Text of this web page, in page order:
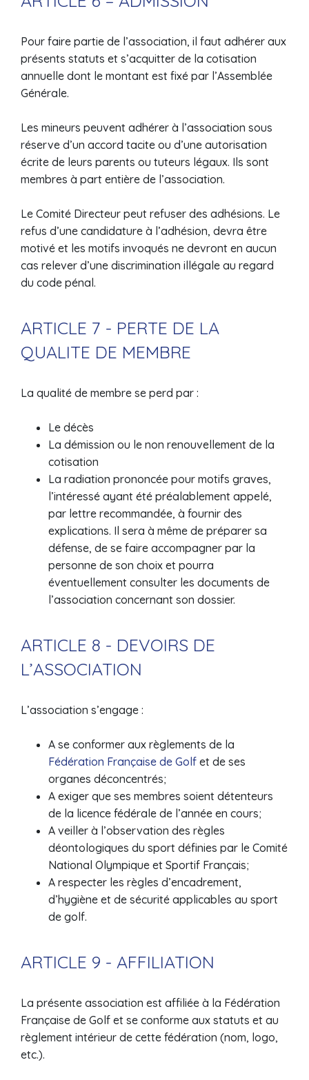
Pour faire partie de l’association, il faut adhérer aux
présents statuts et s’acquitter de la cotisation
annuelle dont le montant est fixé par l’Assemblée
Générale.
Les mineurs peuvent adhérer à l’association sous
réserve d’un accord tacite ou d’une autorisation
écrite de leurs parents ou tuteurs légaux. Ils sont
membres à part entière de l’association.
Le Comité Directeur peut refuser des adhésions. Le
refus d’une candidature à l’adhésion, devra être
motivé et les motifs invoqués ne devront en aucun
cas relever d’une discrimination illégale au regard
du code pénal.
ARTICLE 7 - PERTE DE LA
QUALITE DE MEMBRE
La qualité de membre se perd par :
Le décès
La démission ou le non renouvellement de la
cotisation
La radiation prononcée pour motifs graves,
l’intéressé ayant été préalablement appelé,
par lettre recommandée, à fournir des
explications. Il sera à même de préparer sa
défense, de se faire accompagner par la
personne de son choix et pourra
éventuellement consulter les documents de
l’association concernant son dossier.
ARTICLE 8 - DEVOIRS DE
L’ASSOCIATION
L’association s’engage :
A se conformer aux règlements de la
Fédération Française de Golf et de ses
organes déconcentrés;
A exiger que ses membres soient détenteurs
de la licence fédérale de l’année en cours;
A veiller à l’observation des règles
déontologiques du sport définies par le Comité
National Olympique et Sportif Français;
A respecter les règles d’encadrement,
d’hygiène et de sécurité applicables au sport
de golf.
ARTICLE 9 - AFFILIATION
La présente association est affiliée à la Fédération
Française de Golf et se conforme aux statuts et au
règlement intérieur de cette fédération (nom, logo,
etc.).